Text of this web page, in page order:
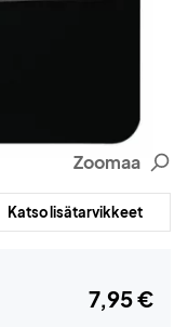
Zoomaa
Katso lisätarvikkeet
7,95 €